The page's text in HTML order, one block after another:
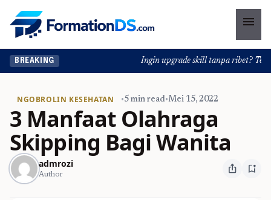
menu
BREAKING Ingin upgrade skill tanpa ribet?
NGOBROLIN KESEHATAN •5 min read•Mei 15, 2022
3 Manfaat Olahraga
Skipping Bagi Wanita
admrozi
Author ios_share bookmark_add